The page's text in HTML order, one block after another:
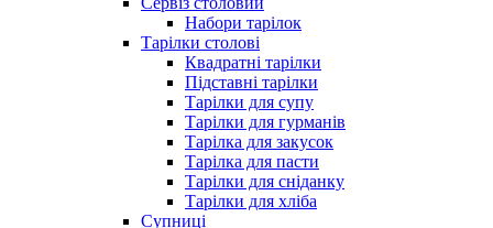
Набори тарілок
Тарілки столові
Квадратні тарілки
Підставні тарілки
Тарілки для супу
Тарілки для гурманів
Тарілка для закусок
Тарілка для пасти
Тарілки для сніданку
Тарілки для хліба
Супниці